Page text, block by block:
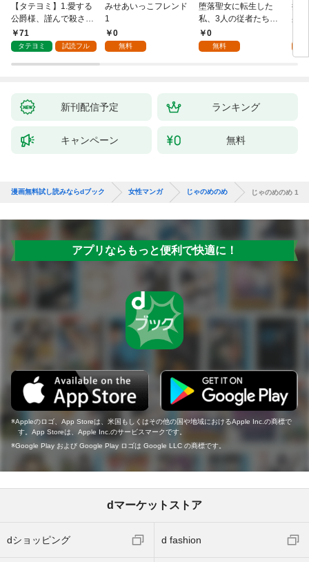
【タテヨミ】1.愛する
公爵様、謹んで殺させ
ていただきます！
71
タテヨミ 試読フル
みせあいっこフレンド
1
0
無料
堕落聖女に転生した
私、3人の従者たちに
抱かれて困ってます 第
1話
0
無料
授
身
新刊配信予定 ランキング
キャンペーン 無料
漫画無料試し読みならdブック 女性マンガ じゃのめのめ じゃのめのめ 1
アプリならもっと便利で快適に！
Appleのロゴ、App Storeは、米国もしくはその他の国や地域におけるApple Inc.の商標で
す。App Storeは、Apple Inc.のサービスマークです。
Google Play および Google Play ロゴは Google LLC の商標です。
dマーケットストア
dショッピング d fashion